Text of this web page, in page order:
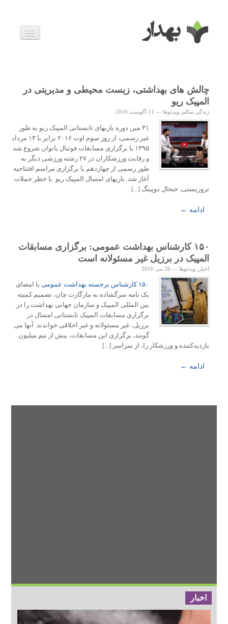
خانواده و بارداری
درباره ما
چالش های بهداشتی، زیست محیطی و مدیریتی در
المپیک ریو
زندگی سالم ویدئوها — 11 آگوست 2016
۳۱ مین دوره بازیهای تابستانی المپیک ریو به طور
غیر رسمی، از روز سوم اوت ۲۰۱۶ برابر با ۱۳ مرداد
۱۳۹۵ با برگزاری مسابقات فوتبال بانوان شروع شد
و رقابت ورزشکاران در ۲۷ رشته ورزشی دیگر به
طور رسمی از چهاردهم با برگزاری مراسم افتتاحیه
آغاز شد. بازیهای امسال المپیک ریو با خطر حملات
تروریستی، جنجال دوپینگ [...]
ادامه ←
۱۵۰ کارشناس بهداشت عمومی: برگزاری مسابقات
المپیک در برزیل غیر مسئولانه است
اخبار ویدئوها — 28 می 2016
۱۵۰ کارشناس برجسته بهداشت عمومی
با امضای
یک نامه سرگشاده به مارگارت چان، تصمیم کمیته
بین المللی المپیک و سازمان جهانی بهداشت را در
برگزاری مسابقات المپیک تابستانی امسال در
برزیل، غیر مسئولانه و غیر اخلاقی خواندند. آنها می
گویند، برگزاری این مسابقات، بیش از نیم میلیون
بازدیدکننده و ورزشکار را، از سراسر [...]
ادامه ←
اخبار